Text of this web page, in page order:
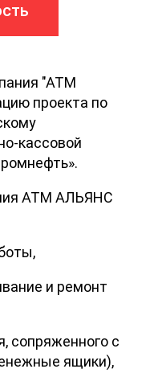
"АТМ
проекта по
кассовой
АТМ АЛЬЯНС
и ремонт
сопряженного с
ящики),